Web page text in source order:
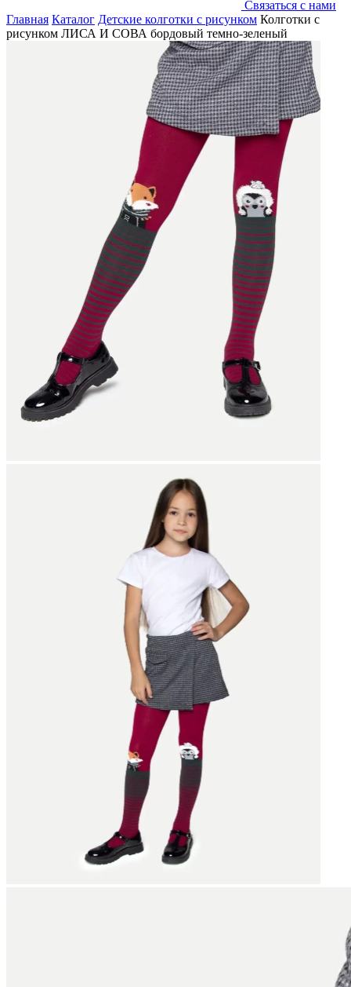
Связаться с нами
Главная Каталог Детские колготки с рисунком Колготки с
рисунком ЛИСА И СОВА бордовый темно-зеленый